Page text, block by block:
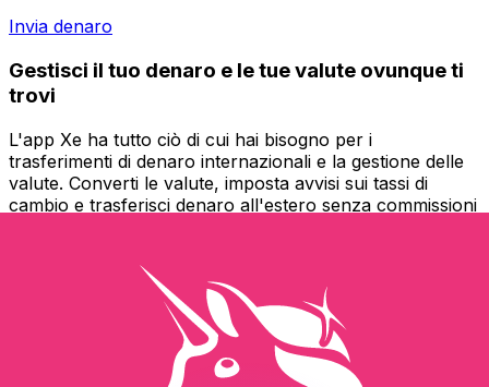
Invia denaro
Gestisci il tuo denaro e le tue valute ovunque ti
trovi
L'app Xe ha tutto ciò di cui hai bisogno per i
trasferimenti di denaro internazionali e la gestione delle
valute. Converti le valute, imposta avvisi sui tassi di
cambio e trasferisci denaro all'estero senza commissioni